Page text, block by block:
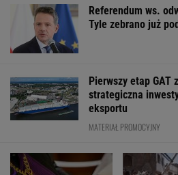
Referendum ws.
Tyle zebrano już
Pierwszy etap GAT
strategiczna
eksportu
MATERIAŁ PROMOCYJNY